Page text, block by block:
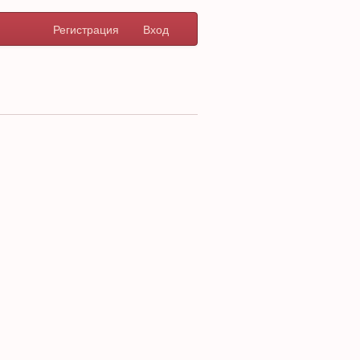
Регистрация Вход